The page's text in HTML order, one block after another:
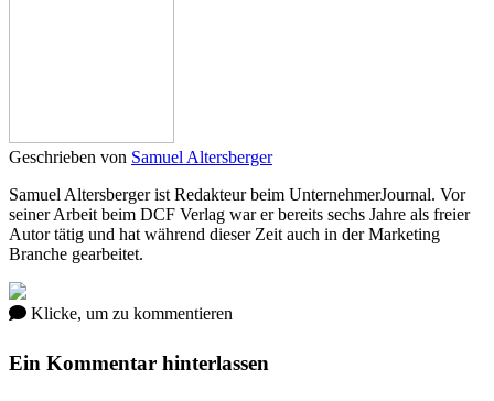
Geschrieben von Samuel Altersberger
Samuel Altersberger ist Redakteur beim UnternehmerJournal. Vor
seiner Arbeit beim DCF Verlag war er bereits sechs Jahre als freier
Autor tätig und hat während dieser Zeit auch in der Marketing
Branche gearbeitet.
Klicke, um zu kommentieren
Ein Kommentar hinterlassen